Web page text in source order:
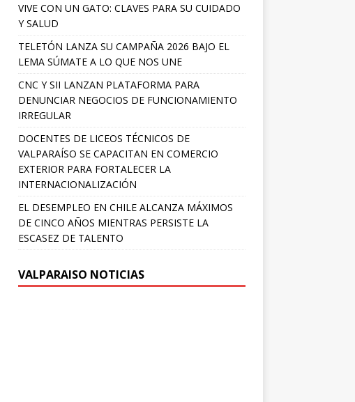
VIVE CON UN GATO: CLAVES PARA SU CUIDADO
Y SALUD
TELETÓN LANZA SU CAMPAÑA 2026 BAJO EL
LEMA SÚMATE A LO QUE NOS UNE
CNC Y SII LANZAN PLATAFORMA PARA
DENUNCIAR NEGOCIOS DE FUNCIONAMIENTO
IRREGULAR
DOCENTES DE LICEOS TÉCNICOS DE
VALPARAÍSO SE CAPACITAN EN COMERCIO
EXTERIOR PARA FORTALECER LA
INTERNACIONALIZACIÓN
EL DESEMPLEO EN CHILE ALCANZA MÁXIMOS
DE CINCO AÑOS MIENTRAS PERSISTE LA
ESCASEZ DE TALENTO
VALPARAISO NOTICIAS